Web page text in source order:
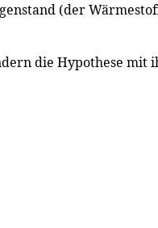
(der
die Hypothese mit